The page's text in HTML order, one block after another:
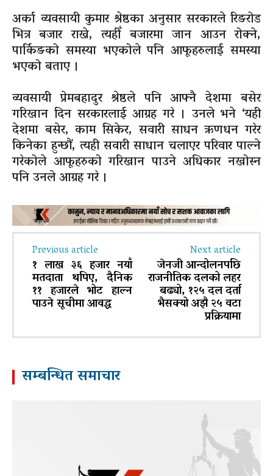
अर्का व्यवसायी कुमार श्रेष्ठका अनुसार सरकारले रिङरोड
भित्र बजार राख्ने, त्यहीँ बजारमा जान आउन रोक्ने,
पार्किङको समस्या भएकोले पनि आफूहरुलाई समस्या
भएको बताए ।
व्यवसायी प्रेमबहादुर श्रेष्ठले पनि आफ्नै देशमा बसेर
गरिखान दिन सरकारलाई आग्रह गरे । उनले भने ‘यही
देशमा बसेर, काम सिकेर, सवारी साधन ऋणधन गरेर
किनेका हुन्छौं, त्यही सवारी साधान चलाएर परिवार पाल्ने
गरेकोले आफूहरुको गरिखान पाउने अधिकार नखोस्न
पनि उनले आग्रह गरे ।
Previous article
१ लाख ३६ हजार नयाँ
मतदाता थपिए, दैनिक
११ हजारले भोट हाल्न
पाउने सूचीमा आवद्ध
Next article
जेनजी आन्दोलनपछि
राजनीतिक दलको लहर
बढ्यो, १२५ दल दर्ता
भैसक्यो अझै २५ वटा
प्रक्रियामा
सम्बन्धित समाचार